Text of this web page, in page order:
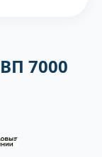
7000